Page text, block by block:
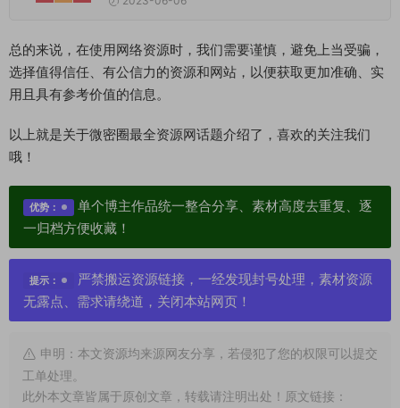
总的来说，在使用网络资源时，我们需要谨慎，避免上当受骗，
选择值得信任、有公信力的资源和网站，以便获取更加准确、实
用且具有参考价值的信息。
以上就是关于微密圈最全资源网话题介绍了，喜欢的关注我们
哦！
优势：
单个博主作品统一整合分享、素材高度去重复、逐
一归档方便收藏！
提示：
严禁搬运资源链接，一经发现封号处理，素材资源
无露点、需求请绕道，关闭本站网页！
申明：本文资源均来源网友分享，若侵犯了您的权限可以提交
工单处理。
此外本文章皆属于原创文章，转载请注明出处！原文链接：